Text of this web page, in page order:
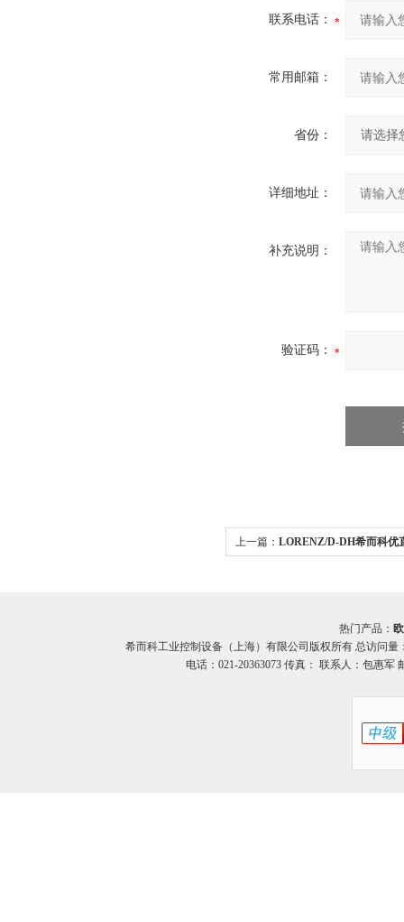
联系电话：
常用邮箱：
省份：
详细地址：
补充说明：
验证码：
上一篇： LORENZ/D-DH希而科优
热门产品：
希而科工业控制设备（上海）有限公司版权所有 总访问量
电话：021-20363073 传真： 联系人：包惠军